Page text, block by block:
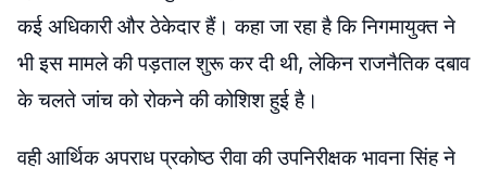
कई अधिकारी और ठेकेदार हैं। कहा जा रहा है कि निगमायुक्त ने
भी इस मामले की पड़ताल शुरू कर दी थी, लेकिन राजनैतिक दबाव
के चलते जांच को रोकने की कोशिश हुई है।
वही आर्थिक अपराध प्रकोष्ठ रीवा की उपनिरीक्षक भावना सिंह ने